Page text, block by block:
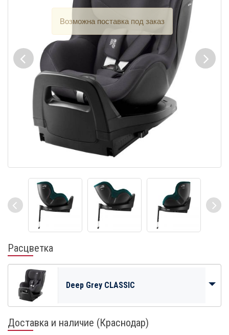
Расцветка
Deep Grey CLASSIC
Доставка и наличие (Краснодар)